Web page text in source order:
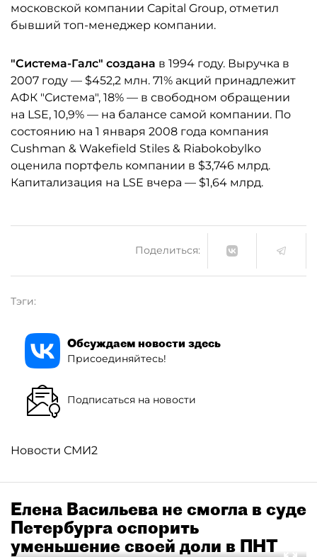
московской компании Capital Group, отметил
бывший топ-менеджер компании.
"Система-Галс" создана в 1994 году. Выручка в
2007 году — $452,2 млн. 71% акций принадлежит
АФК "Система", 18% — в свободном обращении
на LSE, 10,9% — на балансе самой компании. По
состоянию на 1 января 2008 года компания
Cushman & Wakefield Stiles & Riabokobylko
оценила портфель компании в $3,746 млрд.
Капитализация на LSE вчера — $1,64 млрд.
Поделиться:
Тэги:
Обсуждаем новости здесь
Присоединяйтесь!
Подписаться на новости
Новости СМИ2
Елена Васильева не смогла в суде
Петербурга оспорить
уменьшение своей доли в ПНТ